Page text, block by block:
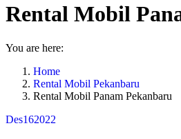
Rental Mobil
You are here:
Home
Rental Mobil Pekanbaru
Rental Mobil Panam Pekanbaru
Des162022